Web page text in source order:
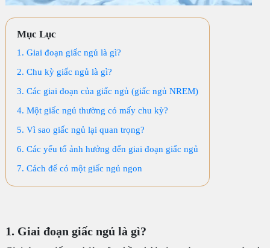
Mục Lục
1. Giai đoạn giấc ngủ là gì?
2. Chu kỳ giấc ngủ là gì?
3. Các giai đoạn của giấc ngủ (giấc ngủ NREM)
4. Một giấc ngủ thường có mấy chu kỳ?
5. Vì sao giấc ngủ lại quan trọng?
6. Các yếu tố ảnh hưởng đến giai đoạn giấc ngủ
7. Cách để có một giấc ngủ ngon
1. Giai đoạn giấc ngủ là gì?